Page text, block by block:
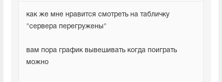
как же мне нравится смотреть на табличку
"сервера перегружены"
вам пора график вывешивать когда поиграть
можно